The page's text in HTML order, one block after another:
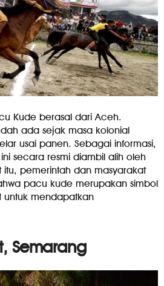
Kude berasal dari Aceh.
ada sejak masa kolonial
usai panen. Sebagai informasi,
secara resmi diambil alih oleh
itu, pemerintah dan masyarakat
pacu kude merupakan simbol
mendapatkan
Semarang